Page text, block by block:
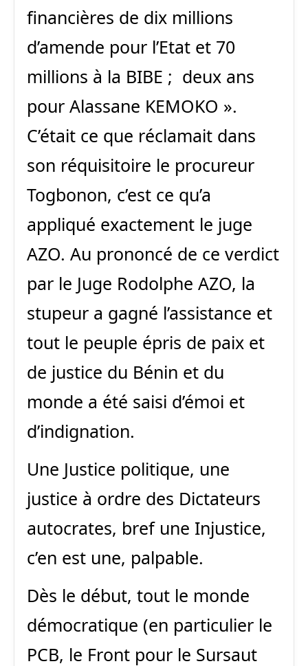
financières de dix millions
d’amende pour l’Etat et 70
millions à la BIBE ; deux ans
pour Alassane KEMOKO ».
C’était ce que réclamait dans
son réquisitoire le procureur
Togbonon, c’est ce qu’a
appliqué exactement le juge
AZO. Au prononcé de ce verdict
par le Juge Rodolphe AZO, la
stupeur a gagné l’assistance et
tout le peuple épris de paix et
de justice du Bénin et du
monde a été saisi d’émoi et
d’indignation.
Une Justice politique, une
justice à ordre des Dictateurs
autocrates, bref une Injustice,
c’en est une, palpable.
Dès le début, tout le monde
démocratique (en particulier le
PCB, le Front pour le Sursaut